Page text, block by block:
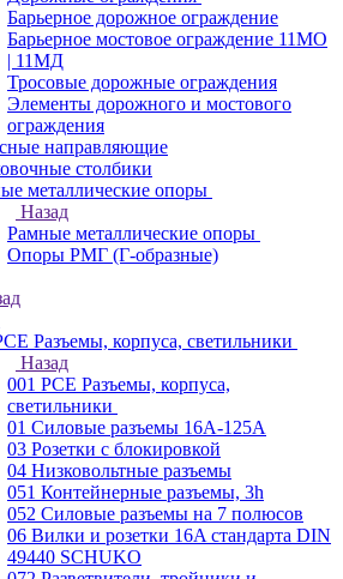
Барьерное дорожное ограждение
Барьерное мостовое ограждение 11МО
| 11МД
Тросовые дорожные ограждения
Элементы дорожного и мостового
ограждения
направляющие
столбики
металлические опоры
Назад
Рамные металлические опоры
Опоры РМГ (Г-образные)
Разъемы, корпуса, светильники
Назад
001 PCE Разъемы, корпуса,
светильники
01 Силовые разъемы 16А-125А
03 Розетки с блокировкой
04 Низковольтные разъемы
051 Контейнерные разъемы, 3h
052 Силовые разъемы на 7 полюсов
06 Вилки и розетки 16A стандарта DIN
49440 SCHUKO